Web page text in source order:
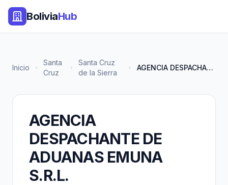
BoliviaHub
Inicio
Santa
Cruz
Santa Cruz
de la Sierra
AGENCIA DESPACHANTE DE ADUANAS...
AGENCIA
DESPACHANTE DE
ADUANAS EMUNA
S.R.L.